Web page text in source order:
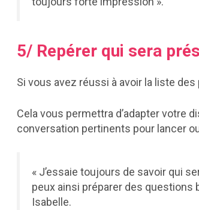
5/ Repérer qui sera
Si vous avez réussi à avoir la liste
Cela vous permettra d’adapter votre
conversation pertinents pour lancer
« J’essaie toujours de savoir qui
peux ainsi préparer des questions
Isabelle.